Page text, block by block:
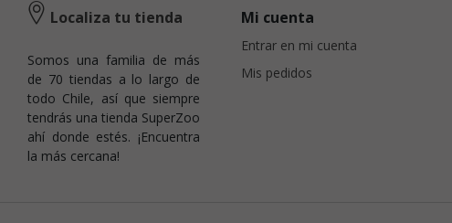
Localiza tu tienda
Somos una familia de más
de 70 tiendas a lo largo de
todo Chile, así que siempre
tendrás una tienda SuperZoo
ahí donde estés. ¡Encuentra
la más cercana!
Mi cuenta
Entrar en mi cuenta
Mis pedidos